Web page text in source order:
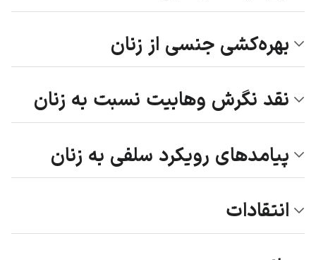
بهره‌کشی جنسی از زنان
نقد نگرش وهابیت نسبت به زنان
پیامدهای رویکرد سلفی به زنان
انتقادات